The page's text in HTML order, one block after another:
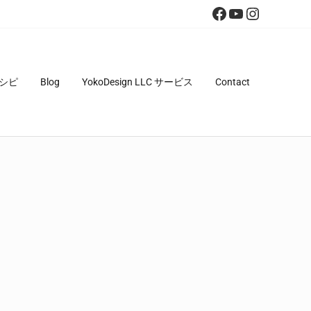
Facebook
YouTube
ピ Blog YokoDesign LLC サービス Contact